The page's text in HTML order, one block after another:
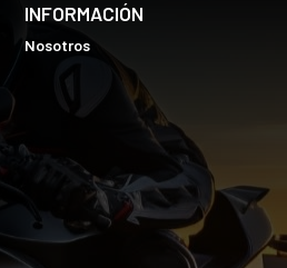
INFORMACIÓN
Nosotros